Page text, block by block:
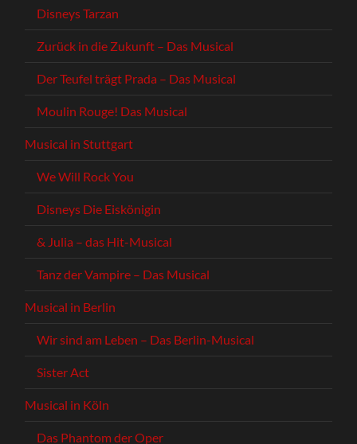
Disneys Tarzan
Zurück in die Zukunft – Das Musical
Der Teufel trägt Prada – Das Musical
Moulin Rouge! Das Musical
Musical in Stuttgart
We Will Rock You
Disneys Die Eiskönigin
& Julia – das Hit-Musical
Tanz der Vampire – Das Musical
Musical in Berlin
Wir sind am Leben – Das Berlin-Musical
Sister Act
Musical in Köln
Das Phantom der Oper